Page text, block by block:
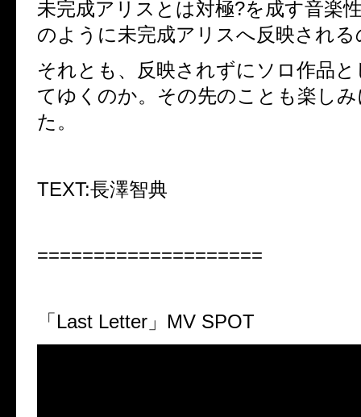
未完成アリスとは対極?を成す音楽
のように未完成アリスへ反映される
それとも、反映されずにソロ作品
てゆくのか。その先のことも楽し
た。
TEXT:長澤智典
====================
「 Last Letter 」 MV SPOT